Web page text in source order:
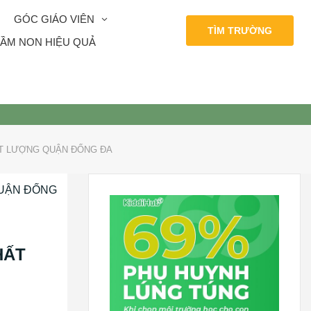
GÓC GIÁO VIÊN
NON HIỆU QUẢ
TÌM TRƯỜNG
LƯỢNG QUẬN ĐỐNG ĐA